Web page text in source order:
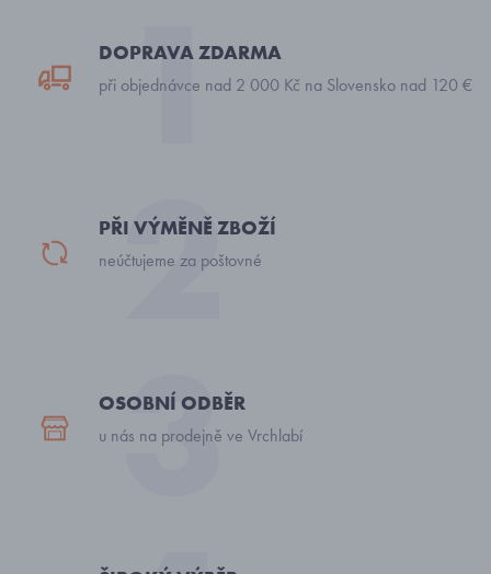
DOPRAVA ZDARMA
při objednávce nad 2 000 Kč na Slovensko nad 120 €
PŘI VÝMĚNĚ ZBOŽÍ
neúčtujeme za poštovné
OSOBNÍ ODBĚR
u nás na prodejně ve Vrchlabí